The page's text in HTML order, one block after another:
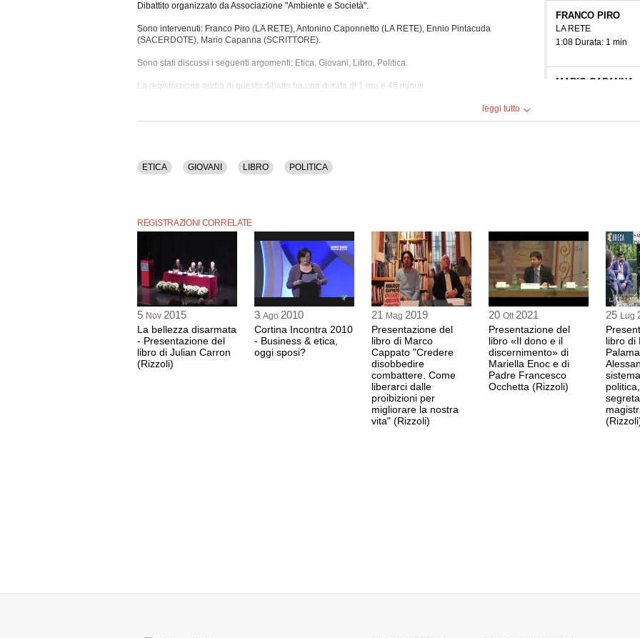
Dibattito organizzato da Associazione "Ambiente e Società".
Sono intervenuti: Franco Piro (LA RETE), Antonino Caponnetto (LA RETE), Ennio Pintacuda
(SACERDOTE), Mario Capanna (SCRITTORE).
Sono stati discussi i seguenti argomenti: Etica, Giovani, Libro, Politica.
La registrazione audio di questo dibatto ha una durata di 1 ora e 45 minuti.
leggi tutto
FRANCO PIRO
LA RETE
1:08 Durata: 1 min
MARIO CAPANNA
1:09 Durata: 34 min
LA RETE
1:43 Durata: 2 min
ETICA GIOVANI LIBRO POLITICA
REGISTRAZIONI CORRELATE
5 Nov 2015
La bellezza disarmata
- Presentazione del
libro di Julian Carron
(Rizzoli)
3 Ago 2010
Cortina Incontra 2010
- Business & etica,
oggi sposi?
21 Mag 2019
Presentazione del
libro di Marco
Cappato "Credere
disobbedire
combattere. Come
liberarci dalle
proibizioni per
migliorare la nostra
vita" (Rizzoli)
20 Ott 2021
Presentazione del
libro «Il dono e il
discernimento» di
Mariella Enoc e di
Padre Francesco
Occhetta (Rizzoli)
25 Lug
libro di